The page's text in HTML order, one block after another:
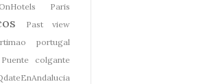
OnHotels Paris
Past view
portugal
Puente colgante